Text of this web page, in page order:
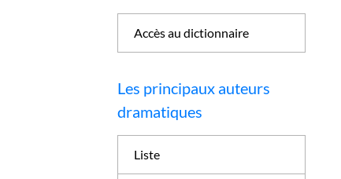
Accès au dictionnaire
Les principaux auteurs
dramatiques
Liste